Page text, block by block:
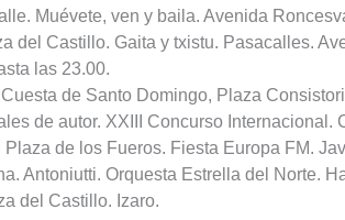
Muévete, ven y baila. Avenida
del Castillo. Gaita y txistu. Pasacalles.
las 23.00.
de Santo Domingo, Plaza
de autor. XXIII Concurso Internacional.
de los Fueros. Fiesta Europa FM.
Antoniutti. Orquesta Estrella del Norte.
del Castillo. Izaro.